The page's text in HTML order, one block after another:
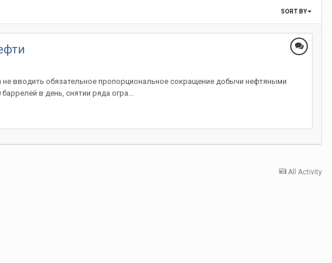
SORT BY
вводить обязательное пропорциональное сокращение добычи нефтяными
в день, снятии ряда огра...
All Activity